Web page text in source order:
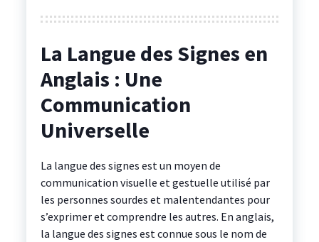
La Langue des Signes en
Anglais : Une
Communication
Universelle
La langue des signes est un moyen de
communication visuelle et gestuelle utilisé par
les personnes sourdes et malentendantes pour
s’exprimer et comprendre les autres. En anglais,
la langue des signes est connue sous le nom de